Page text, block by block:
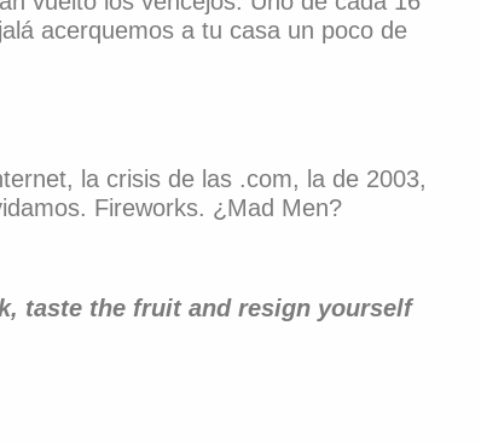
acerquemos a tu casa un poco de
la crisis de las .com, la de 2003,
Fireworks. ¿Mad Men?
taste the fruit and resign yourself